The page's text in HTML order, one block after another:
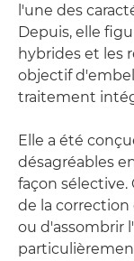
l'une des
Depuis, elle
hybrides et les
objectif
traitement
Elle a été
désagréables
façon sélective.
de la
ou d'assombrir